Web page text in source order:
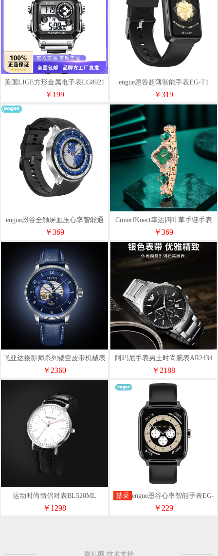
美国LIGE方形金属电子表LG8921
￥199
engue恩谷超薄智能手表EG-T1
￥319
engue恩谷全触屏血压心率智能通
话手表EG-T12B
￥369
CmierfKuect幸运四叶草手链手表
CK-6806L
￥369
飞亚达摄影师系列镂空皮带机械表
JGA100037.WLL
￥2360
阿玛尼手表男士时尚腕表AR2434
￥2188
运动时尚情侣对表BL520ML
￥1298
慧采 engue恩谷心率智能手表EG-
T8
￥229
微礼网 技术支持